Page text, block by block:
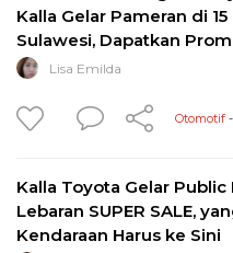
Kalla Gelar Pameran di
Sulawesi, Dapatkan
Lisa Emilda
Otomotif
Kalla Toyota Gelar Public
Lebaran SUPER SALE,
Kendaraan Harus ke Sini